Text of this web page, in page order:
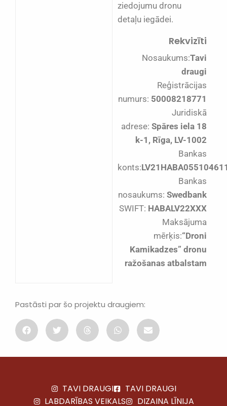
ziedojumu dronu
detaļu iegādei.
Rekvizīti
Nosaukums:Tavi
draugi
Reģistrācijas
numurs: 50008218771
Juridiskā
adrese: Spāres iela 18
k-1, Rīga, LV-1002
Bankas
konts:
Bankas
nosaukums: Swedbank
SWIFT: HABALV22XXX
Maksājuma
mērķis:“Droni
Kamikadzes” dronu
ražošanas atbalstam
Pastāsti par šo projektu draugiem:
TAVI DRAUGI
TAVI DRAUGI
LABDARĪBAS VEIKALS
DIZAINA LĪNIJA